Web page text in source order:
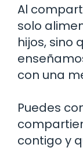
Al
solo
hijos, sino
con una
Puedes
contigo y